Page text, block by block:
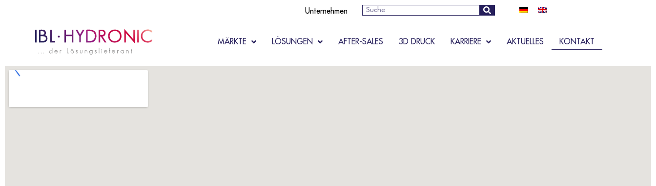
Unternehmen Suche
MÄRKTE LÖSUNGEN AFTER-SALES 3D DRUCK KARRIERE AKTUELLES KONTAKT